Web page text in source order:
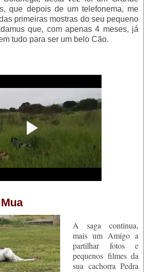
que depois de um telefonema, me
primeiras mostras do seu pequeno
que, com apenas 4 meses, já
tudo para ser um belo Cão.
A saga continua,
mais um Amigo a
partilhar fotos e
pequenos filmes da
sua cachorra Pedra